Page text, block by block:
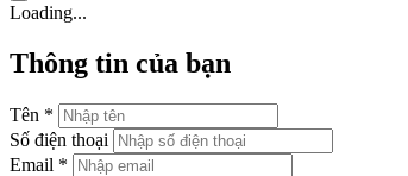
Loading...
Thông tin của bạn
Tên *
Số điện thoại
Email *